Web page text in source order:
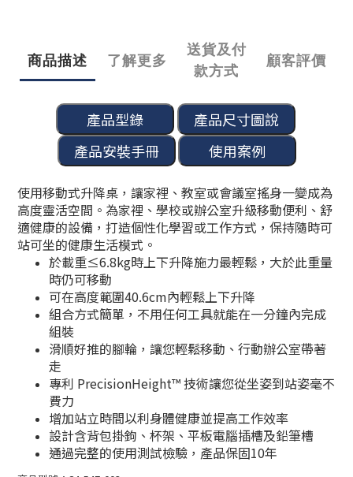
商品描述 了解更多
送貨及付
款方式
顧客評價
使用移動式升降桌，讓家裡、教室或會議室搖身一變成為
高度靈活空間。為家裡、學校或辦公室升級移動便利、舒
適健康的設備，打造個性化學習或工作方式，保持隨時可
站可坐的健康生活模式。
於載重≤6.8kg時上下升降施力最輕鬆，大於此重量
時仍可移動
可在高度範圍40.6cm內輕鬆上下升降
組合方式簡單，不用任何工具就能在一分鐘內完成
組裝
滑順好推的腳輪，讓您輕鬆移動、行動辦公室帶著
走
專利 PrecisionHeight™ 技術讓您從坐姿到站姿毫不
費力
增加站立時間以利身體健康並提高工作效率
設計含背包掛鉤、杯架、平板電腦插槽及鉛筆槽
通過完整的使用測試檢驗，產品保固10年